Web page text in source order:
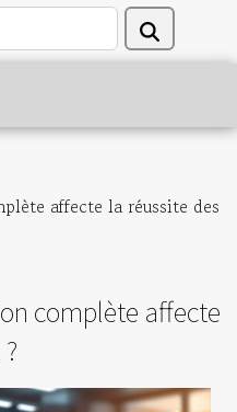
affecte la réussite des
complète affecte